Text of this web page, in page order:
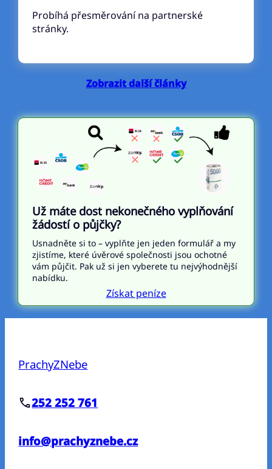
Probíhá přesměrování na partnerské
stránky.
Zobrazit další články
Už máte dost nekonečného vyplňování
žádostí o půjčky?
Usnadněte si to – vyplňte jen jeden formulář a my
zjistíme, které úvěrové společnosti jsou ochotné
vám půjčit. Pak už si jen vyberete tu nejvýhodnější
nabídku.
Získat peníze
PrachyZNebe
252 252 761
info@prachyznebe.cz